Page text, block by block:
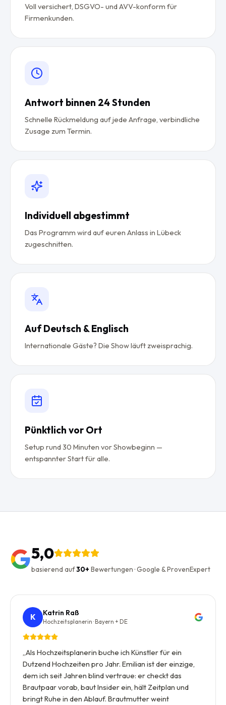
Voll versichert, DSGVO- und AVV-konform für
Firmenkunden.
Antwort binnen 24 Stunden
Schnelle Rückmeldung auf jede Anfrage, verbindliche
Zusage zum Termin.
Individuell abgestimmt
Das Programm wird auf euren Anlass in Lübeck
zugeschnitten.
Auf Deutsch & Englisch
Internationale Gäste? Die Show läuft zweisprachig.
Pünktlich vor Ort
Setup rund 30 Minuten vor Showbeginn —
entspannter Start für alle.
5,0
basierend auf30+ Bewertungen · Google & ProvenExpert
K Katrin Raß
Hochzeitsplanerin · Bayern + DE
„Als Hochzeitsplanerin buche ich Künstler für ein
Dutzend Hochzeiten pro Jahr. Emilian ist der einzige,
dem ich seit Jahren blind vertraue: er checkt das
Brautpaar vorab, baut Insider ein, hält Zeitplan und
bringt Ruhe in den Ablauf. Brautmutter weint